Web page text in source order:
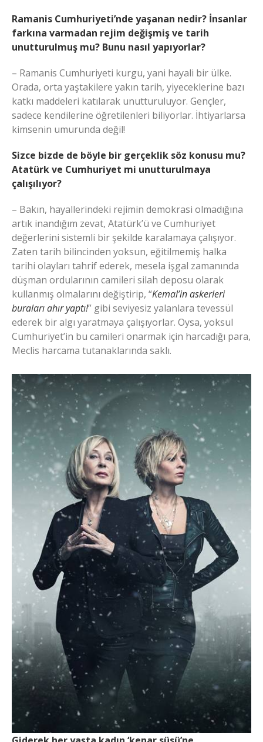
Ramanis Cumhuriyeti’nde yaşanan nedir? İnsanlar
farkına varmadan rejim değişmiş ve tarih
unutturulmuş mu? Bunu nasıl yapıyorlar?
– Ramanis Cumhuriyeti kurgu, yani hayali bir ülke.
Orada, orta yaştakilere yakın tarih, yiyeceklerine bazı
katkı maddeleri katılarak unutturuluyor. Gençler,
sadece kendilerine öğretilenleri biliyorlar. İhtiyarlarsa
kimsenin umurunda değil!
Sizce bizde de böyle bir gerçeklik söz konusu mu?
Atatürk ve Cumhuriyet mi unutturulmaya
çalışılıyor?
– Bakın, hayallerindeki rejimin demokrasi olmadığına
artık inandığım zevat, Atatürk’ü ve Cumhuriyet
değerlerini sistemli bir şekilde karalamaya çalışıyor.
Zaten tarih bilincinden yoksun, eğitilmemiş halka
tarihi olayları tahrif ederek, mesela işgal zamanında
düşman ordularının camileri silah deposu olarak
kullanmış olmalarını değiştirip, “Kemal’in askerleri
buraları ahır yaptı!” gibi seviyesiz yalanlara tevessül
ederek bir algı yaratmaya çalışıyorlar. Oysa, yoksul
Cumhuriyet’in bu camileri onarmak için harcadığı para,
Meclis harcama tutanaklarında saklı.